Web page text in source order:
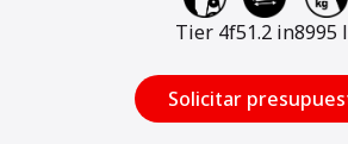
Tier 4f51.2 in8995
Solicitar